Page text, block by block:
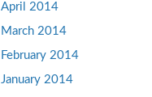
April 2014
March 2014
February 2014
January 2014